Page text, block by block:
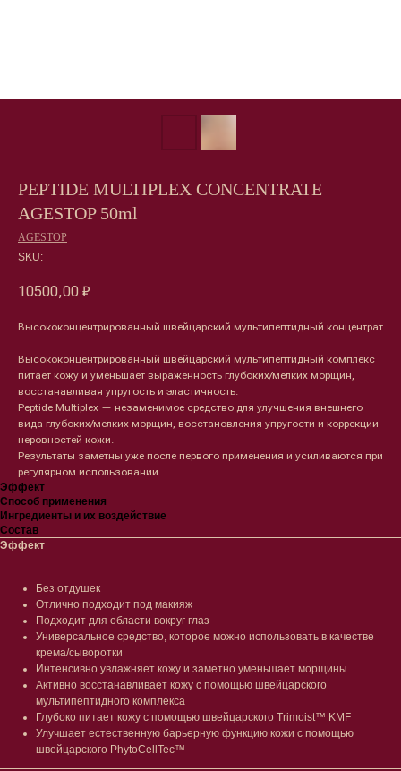
PEPTIDE MULTIPLEX CONCENTRATE
AGESTOP 50ml
AGESTOP
SKU:
10500,00 ₽
Высококонцентрированный швейцарский мультипептидный концентрат
Высококонцентрированный швейцарский мультипептидный комплекс
питает кожу и уменьшает выраженность глубоких/мелких морщин,
восстанавливая упругость и эластичность.
Peptide Multiplex — незаменимое средство для улучшения внешнего
вида глубоких/мелких морщин, восстановления упругости и коррекции
неровностей кожи.
Результаты заметны уже после первого применения и усиливаются при
регулярном использовании.
Эффект
Способ применения
Ингредиенты и их воздействие
Состав
Эффект
Без отдушек
Отлично подходит под макияж
Подходит для области вокруг глаз
Универсальное средство, которое можно использовать в качестве
крема/сыворотки
Интенсивно увлажняет кожу и заметно уменьшает морщины
Активно восстанавливает кожу с помощью швейцарского
мультипептидного комплекса
Глубоко питает кожу с помощью швейцарского Trimoist™ KMF
Улучшает естественную барьерную функцию кожи с помощью
швейцарского PhytoCellTec™